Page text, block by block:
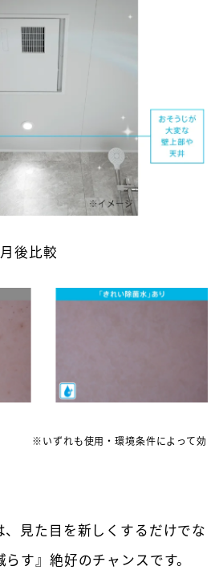
後比較
・環境条件によって効
、見た目を新しくするだけでな
す』絶好のチャンスです。